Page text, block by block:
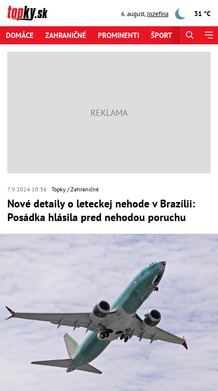
6. august,Jozefína 31 °C
DOMÁCE ZAHRANIČNÉ PROMINENTI ŠPORT
7.9.2024 10:36 Topky Zahraničné
Nové detaily o leteckej nehode v Brazílii:
Posádka hlásila pred nehodou poruchu